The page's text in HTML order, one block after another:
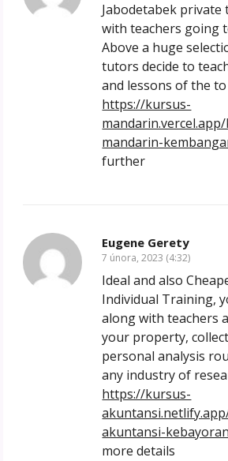
Jabodetabek
with teachers going
Above a huge
tutors decide to
and lessons of the
https://kursus-
mandarin-
further
Eugene Gerety
7 února, 2023 (4:32)
Ideal and also
Individual Training,
along with teachers
your property,
personal analysis
any industry of
https://kursus-
akuntansi-
more details